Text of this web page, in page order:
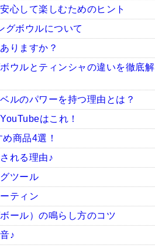
心して楽しむためのヒント
グボウルについて
りますか？
ウルとティンシャの違いを徹底解
ルのパワーを持つ理由とは？
はこれ！
商品4選！
れる理由♪
ツール
ティン
ール）の鳴らし方のコツ
♪